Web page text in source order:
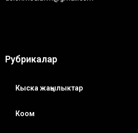
Рубрикалар
Кыска жаңылыктар
Коом